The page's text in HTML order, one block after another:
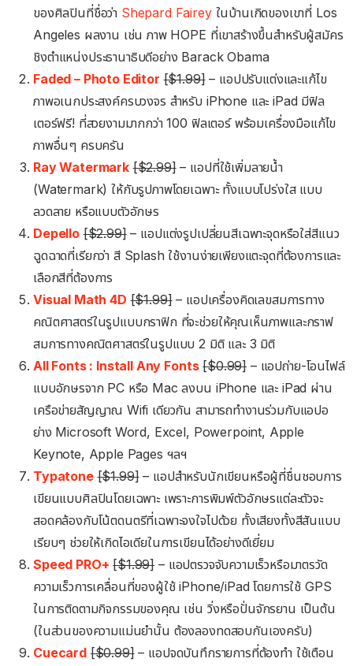
ของศิลปินที่ชื่อว่า Shepard Faireyในบ้านเกิดของเขาที่ Los
Angeles ผลงาน เช่น ภาพ HOPE ที่เขาสร้างขึ้นสำหรับผู้สมัคร
ชิงตำแหน่งประธานาธิบดีอย่าง Barack Obama
Faded – Photo Editor [$1.99]– แอปปรับแต่งและแก้ไข
ภาพอเนกประสงค์ครบวงจร สำหรับ iPhone และ iPad มีฟิล
เตอร์ฟรี! ที่สวยงามมากกว่า 100 ฟิลเตอร์ พร้อมเครื่องมือแก้ไข
ภาพอื่นๆ ครบครัน
Ray Watermark [$2.99]– แอปที่ใช้เพิ่มลายน้ำ
(Watermark) ให้กับรูปภาพโดยเฉพาะ ทั้งแบบโปร่งใส แบบ
ลวดลาย หรือแบบตัวอักษร
Depello [$2.99]– แอปแต่งรูปเปลี่ยนสีเฉพาะจุดหรือใส่สีแนว
ฉูดฉาดที่เรียกว่า สี Splash ใช้งานง่ายเพียงแตะจุดที่ต้องการและ
เลือกสีที่ต้องการ
Visual Math 4D [$1.99]– แอปเครื่องคิดเลขสมการทาง
คณิตศาสตร์ในรูปแบบกราฟิก ที่จะช่วยให้คุณเห็นภาพและกราฟ
สมการทางคณิตศาสตร์ในรูปแบบ 2 มิติ และ 3 มิติ
All Fonts : Install Any Fonts [$0.99] – แอปถ่าย-โอนไฟล์
แบบอักษรจาก PC หรือ Mac ลงบน iPhone และ iPad ผ่าน
เครือข่ายสัญญาณ Wifi เดียวกัน สามารถทำงานร่วมกับแอปอ
ย่าง Microsoft Word, Excel, Powerpoint, Apple
Keynote, Apple Pages ฯลฯ
Typatone [$1.99]– แอปสำหรับนักเขียนหรือผู้ที่ชื่นชอบการ
เขียนแบบศิลปินโดยเฉพาะ เพราะการพิมพ์ตัวอักษรแต่ละตัวจะ
สอดคล้องกับโน้ตดนตรีที่เฉพาะจงใจไปด้วย ทั้งเสียงทั้งสีสันแบบ
เรียบๆ ช่วยให้เกิดไอเดียในการเขียนได้อย่างดีเยี่ยม
Speed PRO+ [$1.99]– แอปตรวจจับความเร็วหรือมาตรวัด
ความเร็วการเคลื่อนที่ของผู้ใช้ iPhone/iPad โดยการใช้ GPS
ในการติดตามกิจกรรมของคุณ เช่น วิ่งหรือปั่นจักรยาน เป็นต้น
(ในส่วนของความแม่นยำนั้น ต้องลองทดสอบกันเองครับ)
Cuecard [$0.99]– แอปจดบันทึกรายการที่ต้องทำ ใช้เตือน